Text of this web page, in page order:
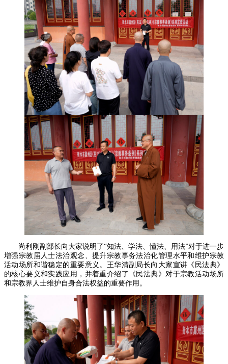
尚利刚副部长向大家说明了“知法、学法、懂法、用法”对于进一步
增强宗教届人士法治观念、提升宗教事务法治化管理水平和维护宗教
活动场所和谐稳定的重要意义。王华清副局长向大家宣讲《民法典》
的核心要义和实践应用，并着重介绍了《民法典》对于宗教活动场所
和宗教界人士维护自身合法权益的重要作用。